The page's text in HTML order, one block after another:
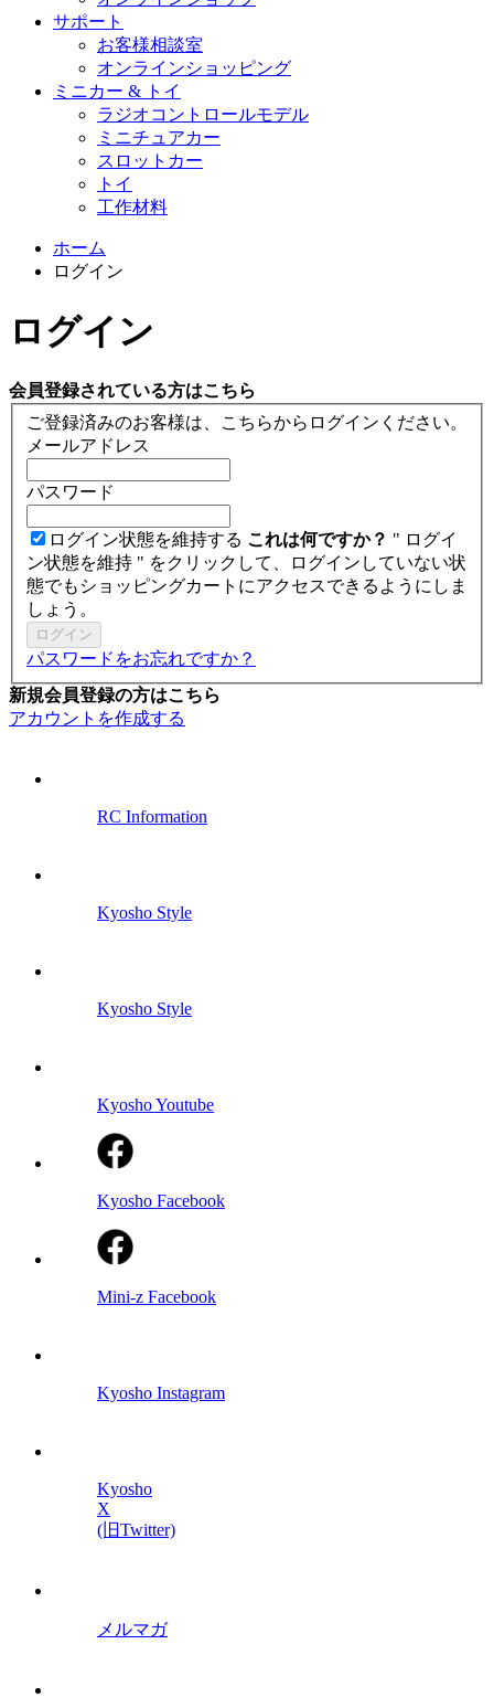
サポート
お客様相談室
オンラインショッピング
ミニカー & トイ
ラジオコントロールモデル
ミニチュアカー
スロットカー
トイ
工作材料
ホーム
ログイン
ログイン
会員登録されている方はこちら
ご登録済みのお客様は、こちらからログインください。
メールアドレス
パスワード
ログイン状態を維持する これは何ですか？ " ログイ
ン状態を維持 " をクリックして、ログインしていない状
態でもショッピングカートにアクセスできるようにしま
しょう。
ログイン
パスワードをお忘れですか？
新規会員登録の方はこちら
アカウントを作成する
RC Information
Kyosho Style
Kyosho Style
Kyosho Youtube
Kyosho Facebook
Mini-z Facebook
Kyosho Instagram
Kyosho
X
(旧Twitter)
メルマガ